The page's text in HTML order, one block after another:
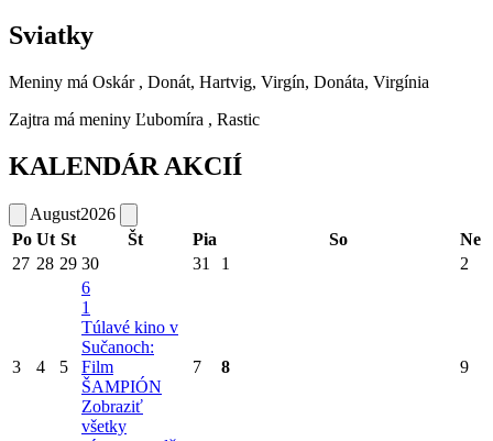
Sviatky
Meniny má Oskár , Donát, Hartvig, Virgín, Donáta, Virgínia
Zajtra má meniny Ľubomíra , Rastic
KALENDÁR AKCIÍ
August2026
Po Ut St Št Pia So
Ne
27 28 29 30 31 1 2
3 4 5
6
1
Túlavé kino v
Sučanoch:
Film
ŠAMPIÓN
Zobraziť
všetky
7 8 9